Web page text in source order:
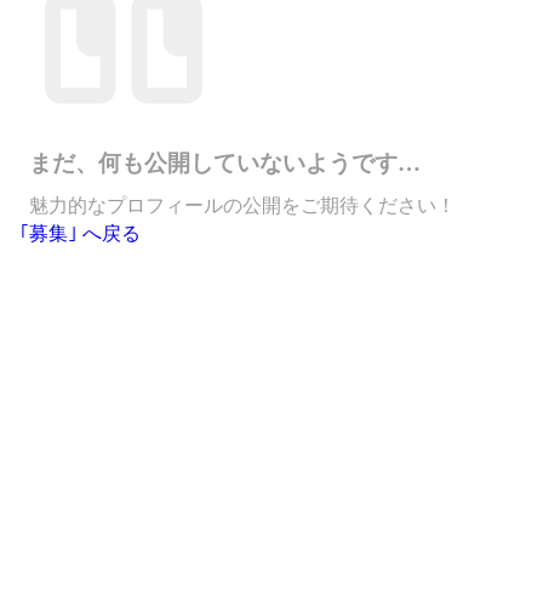
まだ、何も公開していないようです…
魅力的なプロフィールの公開をご期待ください！
｢募集｣ へ戻る